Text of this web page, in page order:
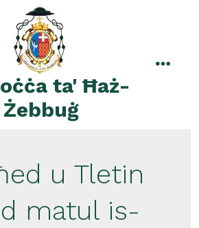
ta' Ħaż-
Żebbuġ
u Tletin
matul is-